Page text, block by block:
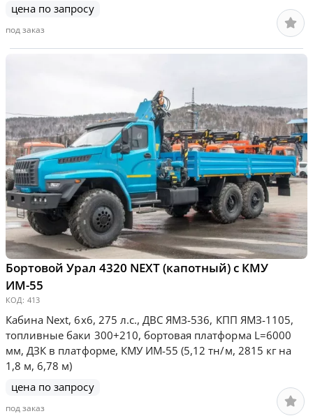
цена по запросу
под заказ
Бортовой Урал 4320 NEXT (капотный) с КМУ
ИМ-55
КОД: 413
Кабина Next, 6х6, 275 л.с., ДВС ЯМЗ-536, КПП ЯМЗ-1105,
топливные баки 300+210, бортовая платформа L=6000
мм, ДЗК в платформе, КМУ ИМ-55 (5,12 тн/м, 2815 кг на
1,8 м, 6,78 м)
цена по запросу
под заказ